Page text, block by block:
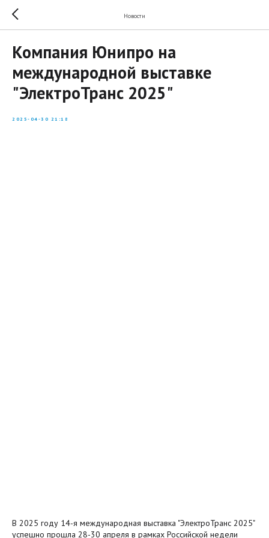
Новости
Компания Юнипро на
международной выставке
"ЭлектроТранс 2025"
2025-04-30 21:18
В 2025 году 14-я международная выставка "ЭлектроТранс 2025"
успешно прошла 28-30 апреля в рамках Российской недели